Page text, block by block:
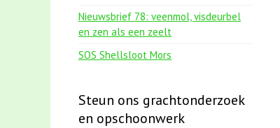
Nieuwsbrief 78: veenmol, visdeurbel
en zen als een zeelt
SOS Shellsloot Mors
Steun ons grachtonderzoek
en opschoonwerk